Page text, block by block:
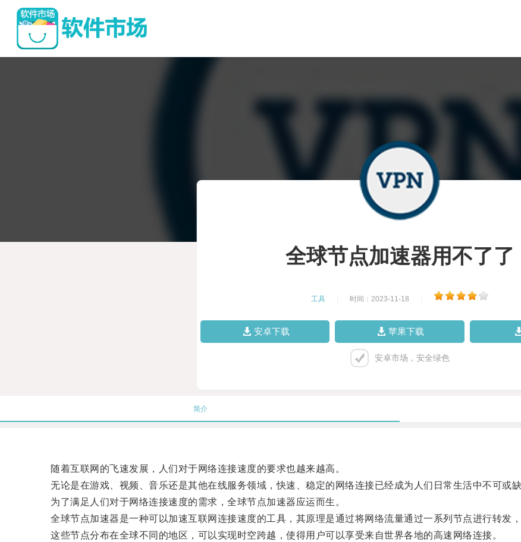
全球节点加速器用不了了
工具 时间：2023-11-18
安卓下载 苹果下载
安卓市场，安全绿色
简介
随着互联网的飞速发展，人们对于网络连接速度的要求也越来越高。
无论是在游戏、视频、音乐还是其他在线服务领域，快速、稳定的网络连接已经成为人们日常生活中不可或缺
为了满足人们对于网络连接速度的需求，全球节点加速器应运而生。
全球节点加速器是一种可以加速互联网连接速度的工具，其原理是通过将网络流量通过一系列节点进行转发，
这些节点分布在全球不同的地区，可以实现时空跨越，使得用户可以享受来自世界各地的高速网络连接。